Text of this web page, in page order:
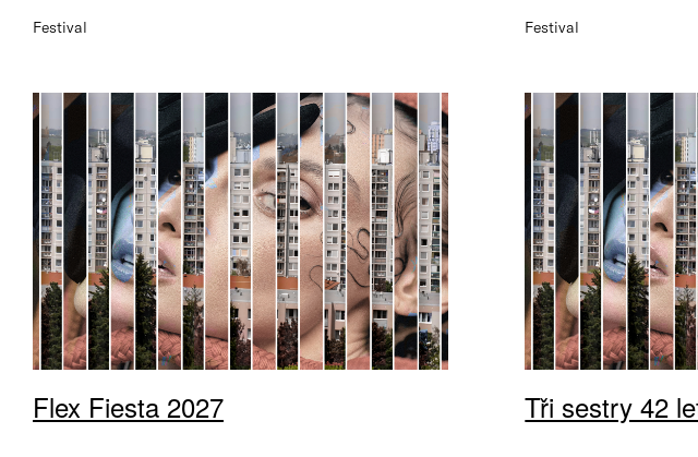
Festival
Festival
Flex Fiesta 2027 Tři sestry 42